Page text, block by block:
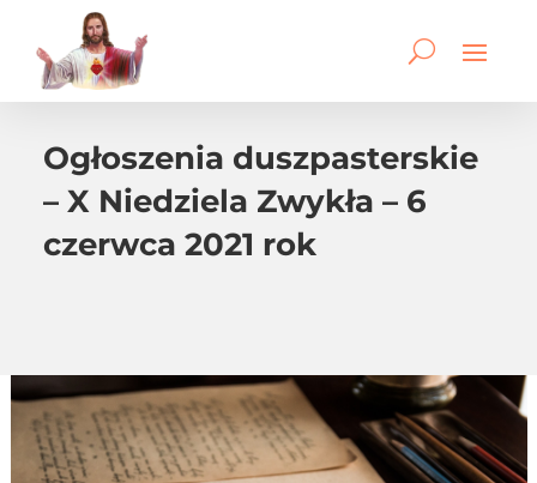
Ogłoszenia duszpasterskie
– X Niedziela Zwykła – 6
czerwca 2021 rok